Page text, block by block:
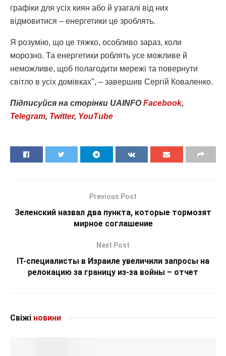
графіки для усіх киян або й узагалі від них
відмовитися – енергетики це зроблять.
Я розумію, що це тяжко, особливо зараз, коли
морозно. Та енергетики роблять усе можливе й
неможливе, щоб полагодити мережі та повернути
світло в усіх домівках", – завершив Сергій Коваленко.
Підписуйся на сторінки UAINFOFacebook,
Telegram, Twitter, YouTube
Previous Post
Зеленский назвал два пункта, которые тормозят
мирное соглашение
Next Post
IТ-специалисты в Израиле увеличили запросы на
релокацию за границу из-за войны – отчет
Свіжі новини